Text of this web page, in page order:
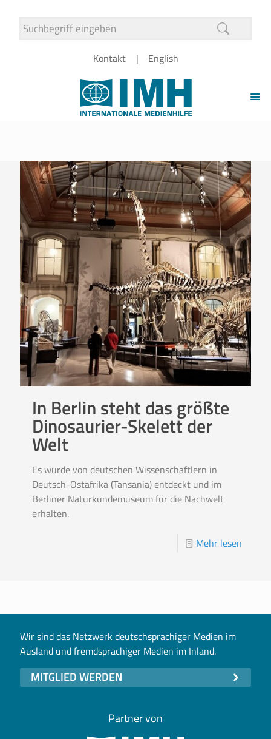
Kontakt English
In Berlin steht das größte
Dinosaurier-Skelett der
Welt
Es wurde von deutschen Wissenschaftlern in
Deutsch-Ostafrika (Tansania) entdeckt und im
Berliner Naturkundemuseum für die Nachwelt
erhalten.
Mehr lesen
Wir sind das Netzwerk deutschsprachiger Medien im
Ausland und fremdsprachiger Medien im Inland.
MITGLIED WERDEN
Partner von